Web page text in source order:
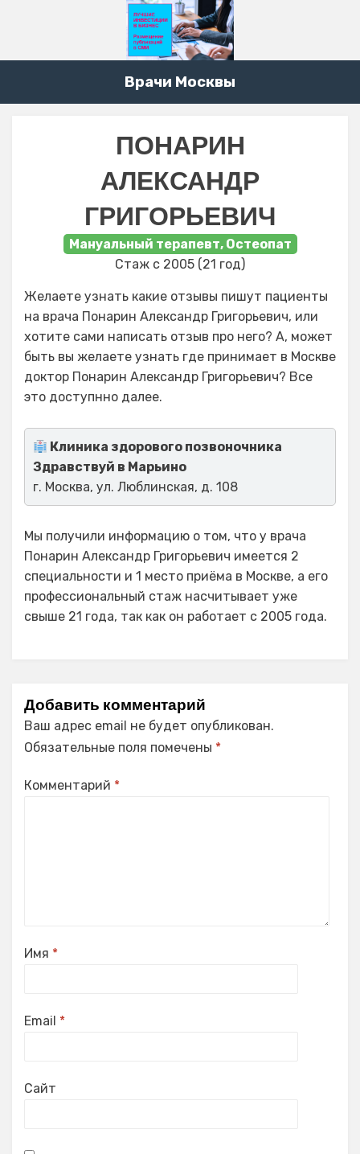
Врачи Москвы
ПОНАРИН
АЛЕКСАНДР
ГРИГОРЬЕВИЧ
Мануальный терапевт, Остеопат
Стаж с 2005 (21 год)
Желаете узнать какие отзывы пишут пациенты
на врача Понарин Александр Григорьевич, или
хотите сами написать отзыв про него? А, может
быть вы желаете узнать где принимает в Москве
доктор Понарин Александр Григорьевич? Все
это доступнно далее.
Клиника здорового позвоночника
Здравствуй в Марьино
г. Москва, ул. Люблинская, д. 108
Мы получили информацию о том, что у врача
Понарин Александр Григорьевич имеется 2
специальности и 1 место приёма в Москве, а его
профессиональный стаж насчитывает уже
свыше 21 года, так как он работает с 2005 года.
Добавить комментарий
Ваш адрес email не будет опубликован.
Обязательные поля помечены *
Комментарий *
Имя *
Email *
Сайт